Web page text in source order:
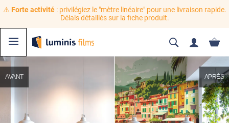
⚠️ Forte activité: privilégiez le "mètre linéaire" pour une livraison rapide.
Délais détaillés sur la fiche produit.
AVANT APRÈS